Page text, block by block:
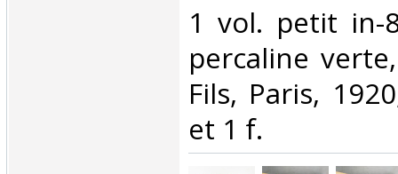
‎1 vol. petit in-
percaline
Fils, Paris,
et 1 f.‎